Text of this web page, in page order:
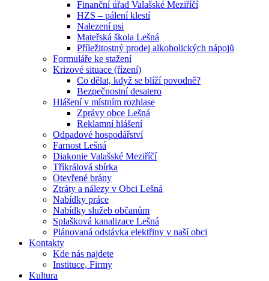
Finanční úřad Valašské Meziříčí
HZS – pálení klestí
Nalezení psi
Mateřská škola Lešná
Příležitostný prodej alkoholických nápojů
Formuláře ke stažení
Krizové situace (řízení)
Co dělat, když se blíží povodně?
Bezpečnostní desatero
Hlášení v místním rozhlase
Zprávy obce Lešná
Reklamní hlášení
Odpadové hospodářství
Farnost Lešná
Diakonie Valašské Meziříčí
Tříkrálová sbírka
Otevřené brány
Ztráty a nálezy v Obci Lešná
Nabídky práce
Nabídky služeb občanům
Splašková kanalizace Lešná
Plánovaná odstávka elektřiny v naší obci
Kontakty
Kde nás najdete
Instituce, Firmy
Kultura